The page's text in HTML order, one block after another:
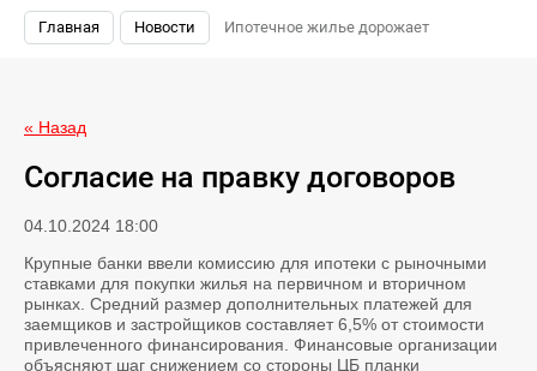
Главная Новости Ипотечное жилье дорожает
« Назад
Согласие на правку договоров
04.10.2024 18:00
Крупные банки ввели комиссию для ипотеки с рыночными
ставками для покупки жилья на первичном и вторичном
рынках. Средний размер дополнительных платежей для
заемщиков и застройщиков составляет 6,5% от стоимости
привлеченного финансирования. Финансовые организации
объясняют шаг снижением со стороны ЦБ планки